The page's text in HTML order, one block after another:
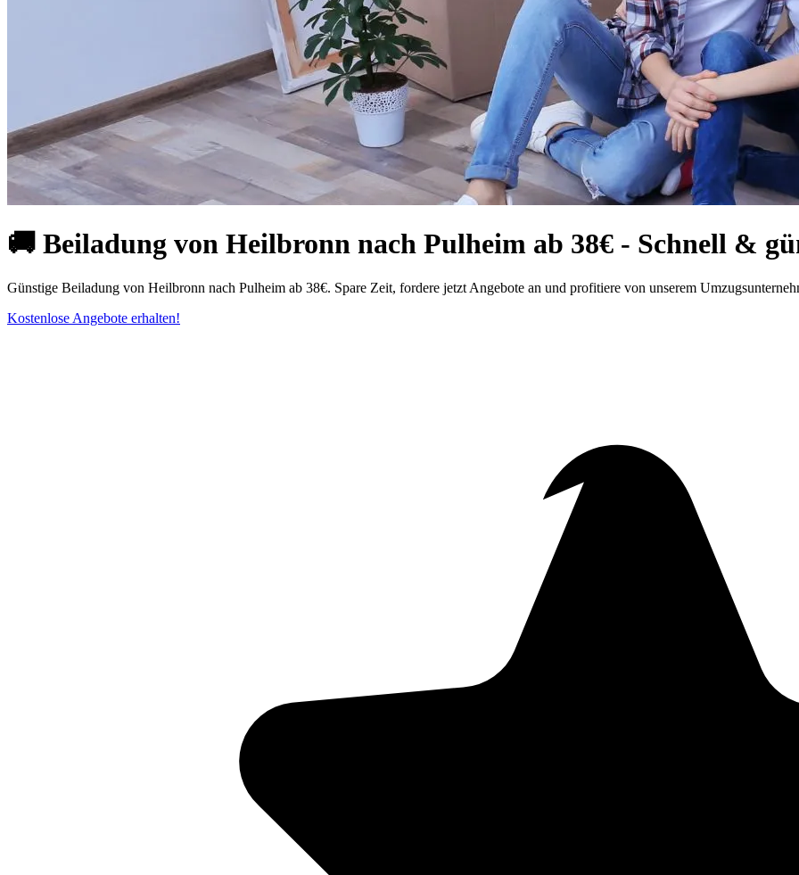
🚚 Beiladung von Heilbronn nach Pulheim ab 38€ - Schnell &
Günstige Beiladung von Heilbronn nach Pulheim ab 38€. Spare Zeit, fordere jetzt Angebote an und profitiere von unserem
Kostenlose Angebote erhalten!